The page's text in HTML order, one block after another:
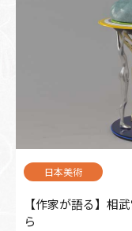
【作家が語る】相
ら